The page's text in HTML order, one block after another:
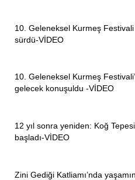
10. Geleneksel Kurmeş
sürdü-VİDEO
10. Geleneksel Kurmeş
gelecek konuşuldu -VİDEO
12 yıl sonra yeniden: Koğ
başladı-VİDEO
Zini Gediği Katliamı’nda